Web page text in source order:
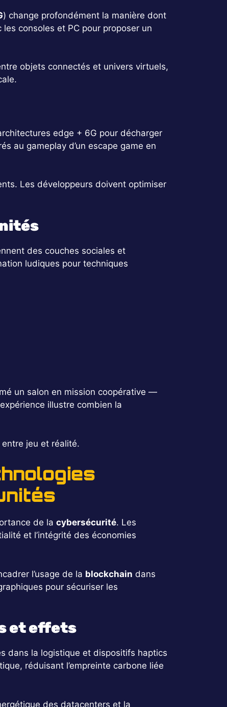
) change profondément la manière dont
consoles et PC pour proposer un
objets connectés et univers virtuels,
edge + 6G pour décharger
au gameplay d’un escape game en
Les développeurs doivent optimiser
des couches sociales et
ludiques pour techniques
un salon en mission coopérative —
illustre combien la
jeu et réalité.
de la cybersécurité. Les
et l’intégrité des économies
l’usage de la blockchain dans
pour sécuriser les
et effets
dans la logistique et dispositifs haptics
réduisant l’empreinte carbone liée
des datacenters et la